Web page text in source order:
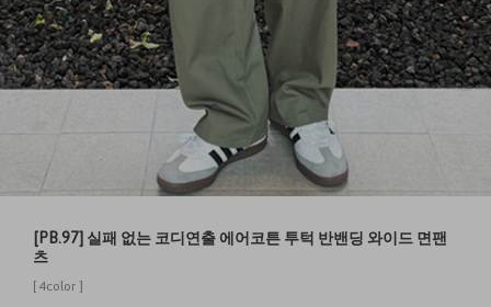
[PB.97] 실패 없는 코디연출 에어코튼 투턱 반밴딩 와이드 면팬
츠
[ 4color ]